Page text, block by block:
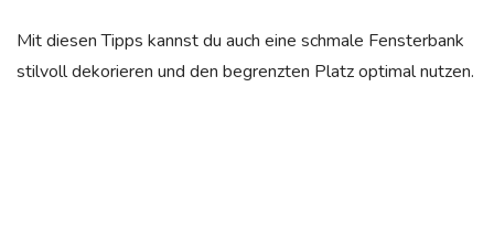
Mit diesen Tipps kannst du auch eine schmale Fensterbank
stilvoll dekorieren und den begrenzten Platz optimal nutzen.